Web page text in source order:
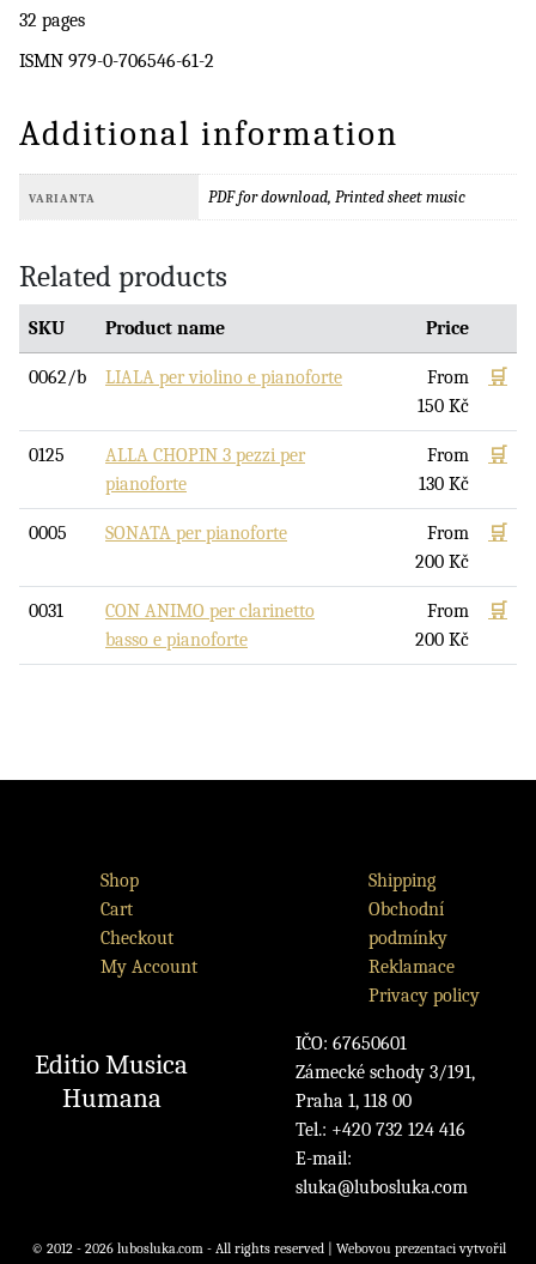
32 pages
ISMN 979-0-706546-61-2
Additional information
VARIANTA PDF for download, Printed sheet music
Related products
SKU Product name Price
0062/b LIALA per violino e pianoforte
From
150 Kč
🛒
0125
ALLA CHOPIN 3 pezzi per
pianoforte
From
130 Kč
🛒
0005 SONATA per pianoforte
From
200 Kč
🛒
0031
CON ANIMO per clarinetto
basso e pianoforte
From
200 Kč
🛒
Shop
Cart
Checkout
My Account
Shipping
Obchodní
podmínky
Reklamace
Privacy policy
Editio Musica
Humana
IČO: 67650601
Zámecké schody 3/191,
Praha 1, 118 00
Tel.: +420 732 124 416
E-mail:
sluka@lubosluka.com
© 2012 - 2026 lubosluka.com - All rights reserved | Webovou prezentaci vytvořil